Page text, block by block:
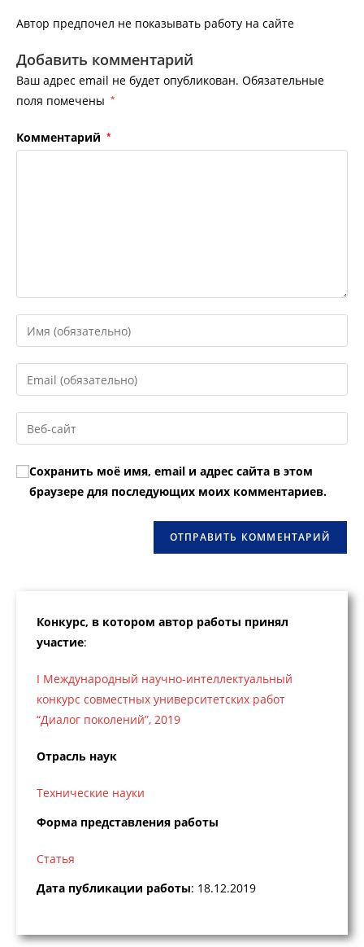
Автор предпочел не показывать работу на сайте
Добавить комментарий
Ваш адрес email не будет опубликован. Обязательные
поля помечены *
Комментарий *
Введите
свое
имя
или
пользователя,
чтобы
прокомментировать
Введите
свой
email-
адрес,
прокомментировать
Введите
URL
вашего
веб-
сайта
Сохранить моё имя, email и адрес сайта в этом
браузере для последующих моих комментариев.
Конкурс, в котором автор работы принял
участие:
I Международный научно-интеллектуальный
конкурс совместных университетских работ
“Диалог поколений”, 2019
Отрасль наук
Технические науки
Форма представления работы
Статья
Дата публикации работы: 18.12.2019